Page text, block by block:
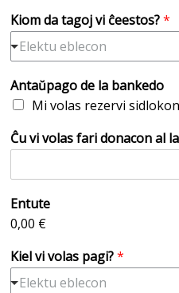
i
c
i
a
t
Kiom da tagoj vi ĉeestos?*
Elektu eblecon
Antaŭpago de la bankedo
Mi volas rezervi
Ĉu vi volas fari donacon al
Entute
0,00 €
Kiel vi volas pagi?*
Elektu eblecon